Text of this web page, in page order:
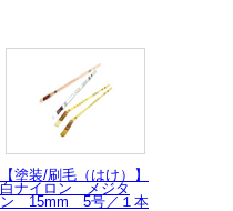
【塗装/刷毛（はけ）】
白ナイロン メジタ
ン 15mm 5号／１本